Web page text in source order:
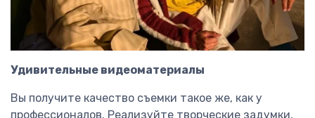
Удивительные видеоматериалы
Вы получите качество съемки такое же, как у
профессионалов. Реализуйте творческие задумки,